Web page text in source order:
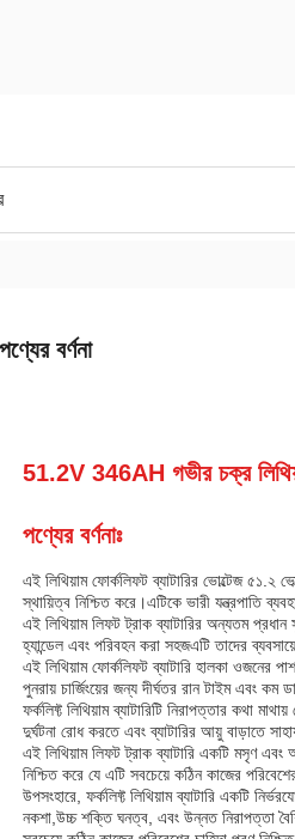
পণ্যের বর্ণনা
51.2V 346AH গভীর চক্র
পণ্যের বর্ণনাঃ
এই লিথিয়াম ফোর্কলিফট ব্যাটারির ভোল্টেজ ৫১.২
স্থায়িত্ব নিশ্চিত করে।এটিকে ভারী যন্ত্রপাতি
এই লিথিয়াম লিফট ট্রাক ব্যাটারির অন্যতম
হ্যান্ডেল এবং পরিবহন করা সহজএটি তাদের
এই লিথিয়াম ফোর্কলিফট ব্যাটারি হালকা ওজনের
পুনরায় চার্জিংয়ের জন্য দীর্ঘতর রান টাইম এবং কম
ফর্কলিফ্ট লিথিয়াম ব্যাটারিটি নিরাপত্তার কথা
দুর্ঘটনা রোধ করতে এবং ব্যাটারির আয়ু বাড়াতে
এই লিথিয়াম লিফট ট্রাক ব্যাটারি একটি মসৃণ
নিশ্চিত করে যে এটি সবচেয়ে কঠিন কাজের
উপসংহারে, ফর্কলিফ্ট লিথিয়াম ব্যাটারি একটি
নকশা,উচ্চ শক্তি ঘনত্ব, এবং উন্নত নিরাপত্তা